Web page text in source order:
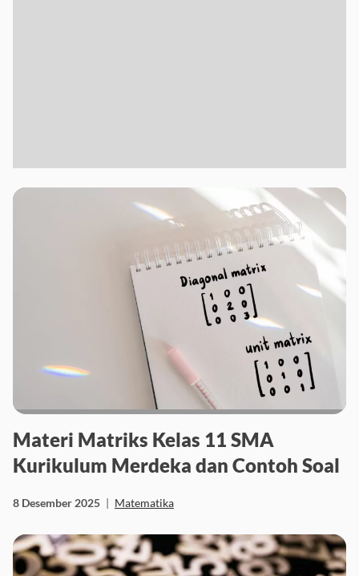
Materi Matriks Kelas 11 SMA
Kurikulum Merdeka dan Contoh Soal
8 Desember 2025 | Matematika